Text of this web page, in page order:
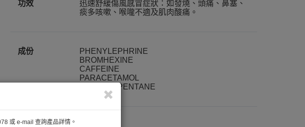
或 e-mail 查詢產品詳情。
功效
迅速舒緩傷風感冒症狀：如發燒、頭痛、鼻塞、
痰多咳嗽、喉嚨不適及肌肉酸痛。
成份
PHENYLEPHRINE
BROMHEXINE
CAFFEINE
PARACETAMOL
CARBETAPENTANE